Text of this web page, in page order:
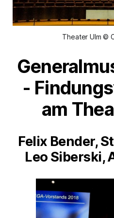
Theater Ulm ©
-
am
Felix Bender,
Leo Siberski,